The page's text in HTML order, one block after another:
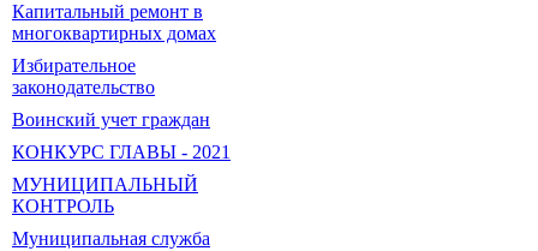
Капитальный ремонт в
многоквартирных домах
Избирательное
законодательство
Воинский учет граждан
КОНКУРС ГЛАВЫ - 2021
МУНИЦИПАЛЬНЫЙ
КОНТРОЛЬ
Муниципальная служба